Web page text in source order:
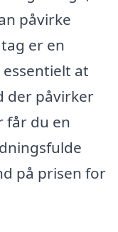
påvirke
er en
at
der påvirker
får du en
på prisen for